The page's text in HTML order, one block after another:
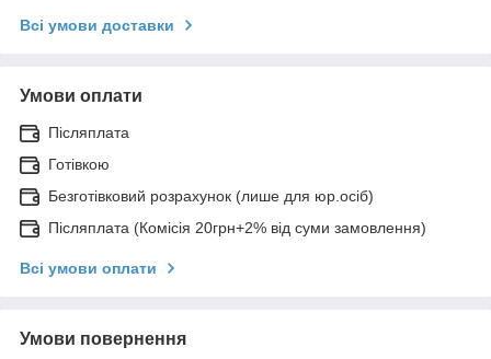
Всі умови доставки
Умови оплати
Післяплата
Готівкою
Безготівковий розрахунок (лише для юр.осіб)
Післяплата (Комісія 20грн+2% від суми замовлення)
Всі умови оплати
Умови повернення